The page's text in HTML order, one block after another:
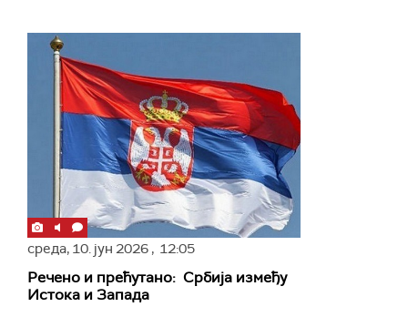
среда, 10. јун 2026 , 12:05
Речено и прећутано: Србија између
Истока и Запада